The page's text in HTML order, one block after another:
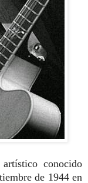
conocido
de 1944 en